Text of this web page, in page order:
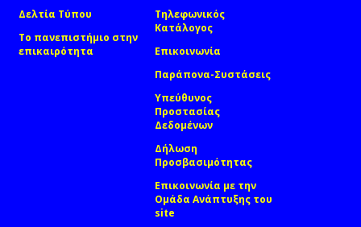
Δελτία Τύπου
Το πανεπιστήμιο στην
επικαιρότητα
Τηλεφωνικός
Κατάλογος
Επικοινωνία
Παράπονα-Συστάσεις
Υπεύθυνος
Προστασίας
Δεδομένων
Δήλωση
Προσβασιμότητας
Επικοινωνία με την
Ομάδα Ανάπτυξης του
site